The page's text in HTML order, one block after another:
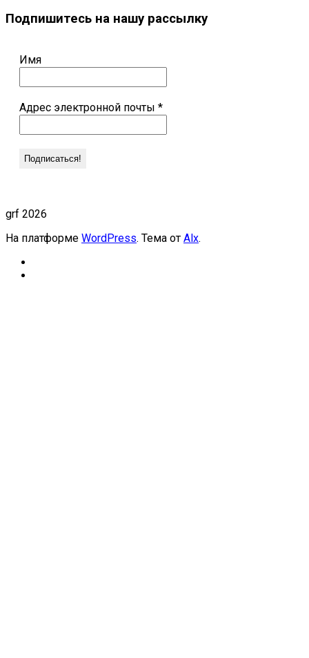
Подпишитесь на нашу рассылку
Имя
Адрес электронной почты *
grf 2026
На платформе WordPress. Тема от Alx.